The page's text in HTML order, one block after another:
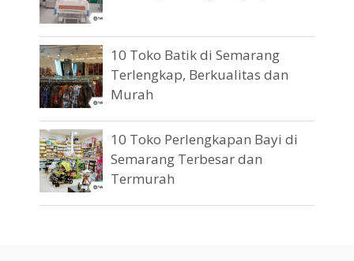
10 Toko Batik di Semarang
Terlengkap, Berkualitas dan
Murah
10 Toko Perlengkapan Bayi di
Semarang Terbesar dan
Termurah